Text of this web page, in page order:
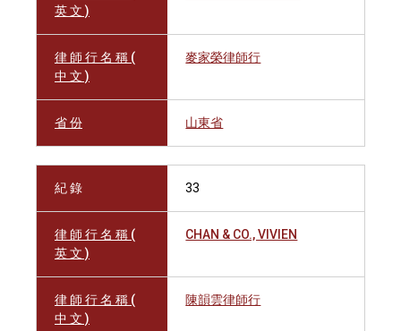
英 文 )
律 師 行 名 稱 (
中 文 )
麥家榮律師行
省 份 山東省
紀 錄 33
律 師 行 名 稱 (
英 文 )
CHAN & CO., VIVIEN
律 師 行 名 稱 (
中 文 )
陳韻雲律師行